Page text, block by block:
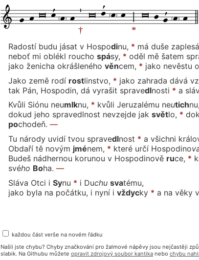
Radostí budu jásat v Hospodinu, * má duše zaplesá
neboť mi oblékl roucho spásy, * oděl mě šatem
jako ženicha okrášleného věncem, * jako nevěstu o
Jako země rodí rostlinstvo, * jako zahrada dává
tak Pán, Hospodin, dá vyrašit spravedlnosti * a
Kvůli Siónu neumlknu, * kvůli Jeruzalému neutichnu,
dokud jeho spravedlnost nevzejde jak světlo, *
pochodeň. —
Tu národy uvidí tvou spravedlnost * a všichni králo
Obdaří tě novým jménem, * které určí Hospodino
Budeš nádhernou korunou v Hospodinově ruce, *
svého Boha. —
Sláva Otci i Synu * i Duchu svatému,
jako byla na počátku, i nyní i vždycky * a na věky
každou část verše na novém řádku
Našli jste chybu? Chyby značkování pro žalmové nápěvy jsou nejčastěji
slabik. Na Githubu můžete opravit zdrojový soubor kantika nebo chybu